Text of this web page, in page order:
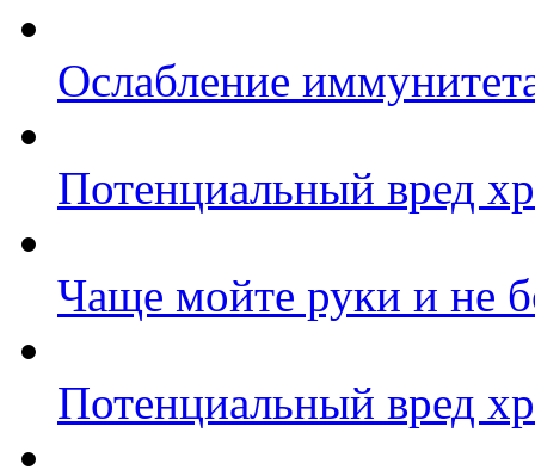
Ослабление
Потенциальный вред
Чаще мойте руки и не
Потенциальный вред